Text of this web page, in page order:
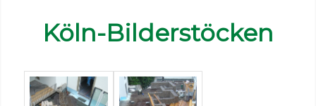
Köln-Bilderstöcken